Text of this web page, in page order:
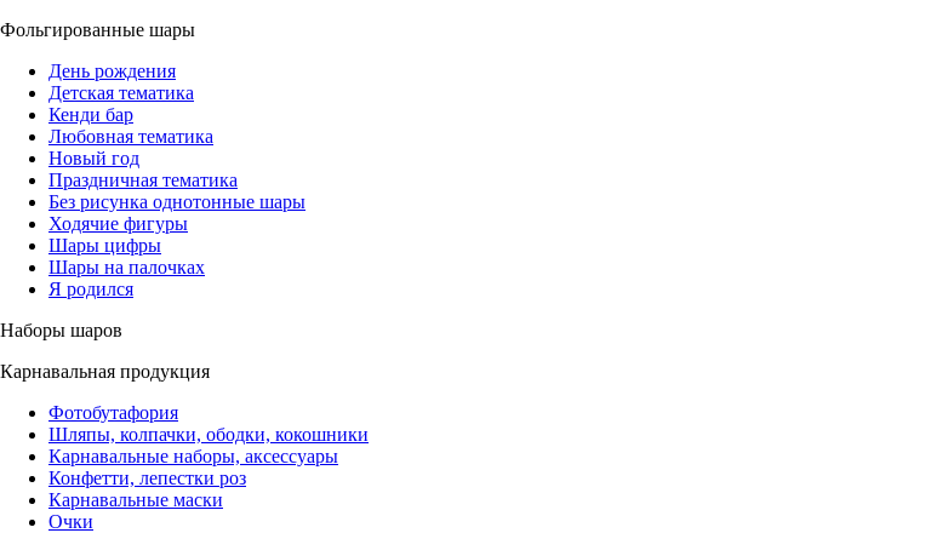
Фольгированные шары
День рождения
Детская тематика
Кенди бар
Любовная тематика
Новый год
Праздничная тематика
Без рисунка однотонные шары
Ходячие фигуры
Шары цифры
Шары на палочках
Я родился
Наборы шаров
Карнавальная продукция
Фотобутафория
Шляпы, колпачки, ободки, кокошники
Карнавальные наборы, аксессуары
Конфетти, лепестки роз
Карнавальные маски
Очки